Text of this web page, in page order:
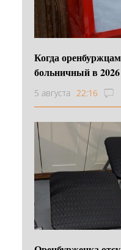
Когда
больничный в 2026
5 августа 22:16